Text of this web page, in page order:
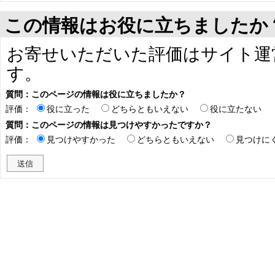
この情報はお役に立ちましたか
お寄せいただいた評価はサイト
す。
質問：このページの情報は役に立ちましたか？
評価：
役に立った どちらともいえない
役に立たない
質問：このページの情報は見つけやすかったですか？
評価：
見つけやすかった どちらともいえない 見つけに